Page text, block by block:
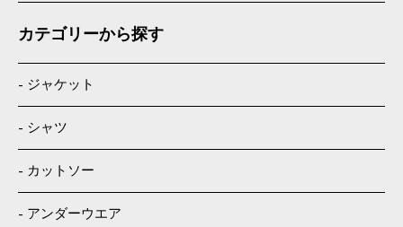
カテゴリーから探す
ジャケット
シャツ
カットソー
アンダーウエア